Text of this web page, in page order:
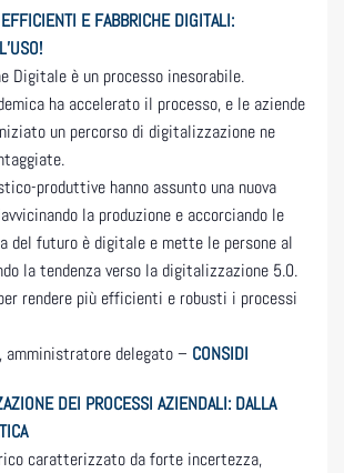
E FABBRICHE DIGITALI:
Digitale è un processo inesorabile.
ha accelerato il processo, e le aziende
un percorso di digitalizzazione ne
produttive hanno assunto una nuova
la produzione e accorciando le
del futuro è digitale e mette le persone al
la tendenza verso la digitalizzazione 5.0.
rendere più efficienti e robusti i processi
, amministratore delegato – CONSIDI
DEI PROCESSI AZIENDALI: DALLA
caratterizzato da forte incertezza,